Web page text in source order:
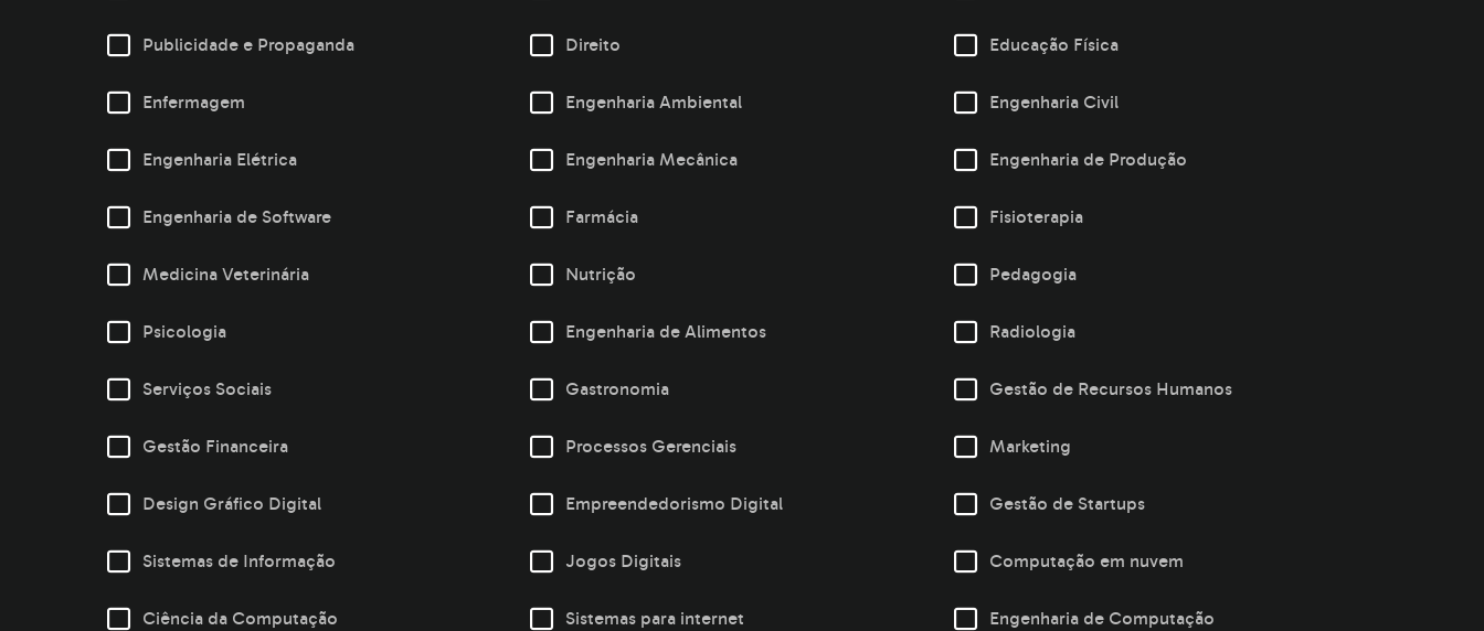
Publicidade e Propaganda Direito Educação Física
Enfermagem Engenharia Ambiental Engenharia Civil
Engenharia Elétrica Engenharia Mecânica Engenharia de Produção
Engenharia de Software Farmácia Fisioterapia
Medicina Veterinária Nutrição Pedagogia
Psicologia Engenharia de Alimentos Radiologia
Serviços Sociais Gastronomia Gestão de Recursos Humanos
Gestão Financeira Processos Gerenciais Marketing
Design Gráfico Digital Empreendedorismo Digital Gestão de Startups
Sistemas de Informação Jogos Digitais Computação em nuvem
Ciência da Computação Sistemas para internet Engenharia de Computação